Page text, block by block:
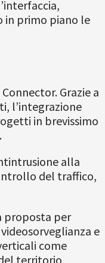
in primo piano le
Grazie a
l’integrazione
in brevissimo
alla
del traffico,
proposta per
e
come
territorio,